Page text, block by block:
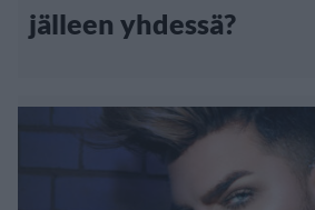
jälleen yhdessä?